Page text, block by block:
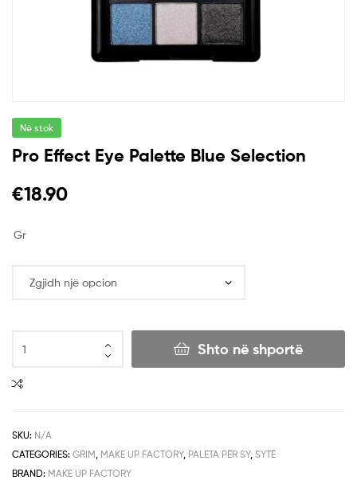
Në stok
Pro Effect Eye Palette Blue Selection
€18.90
Gr
Shto në shportë
SKU: N/A
CATEGORIES: GRIM MAKE UP FACTORY, PALETA PËR SY, SYTË
BRAND: MAKE UP FACTORY